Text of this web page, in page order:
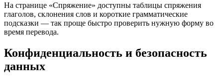
На странице «Спряжение» доступны таблицы спряжения
глаголов, склонения слов и короткие грамматические
подсказки — так проще быстро проверить нужную форму во
время перевода.
Конфиденциальность и безопасность
данных